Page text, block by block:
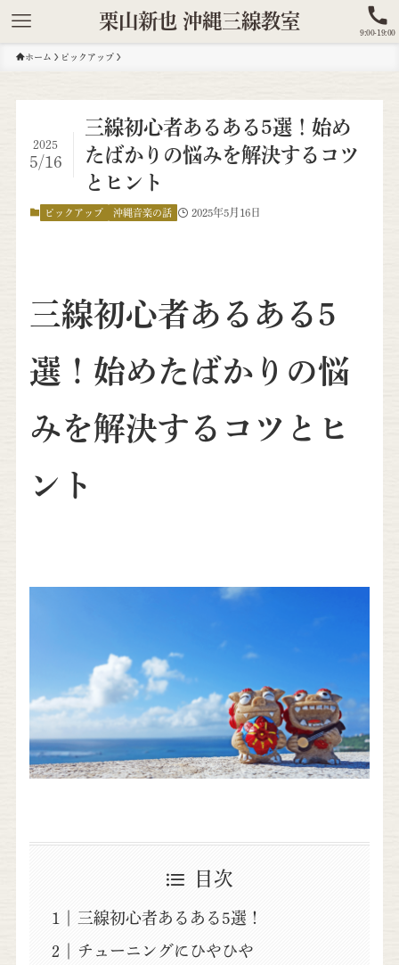
栗山新也 沖縄三線教室
9:00-19:00
ホーム ピックアップ
三線初心者あるある5選！始め
たばかりの悩みを解決するコツ
とヒント
2025
5/16
ピックアップ 沖縄音楽の話 2025年5月16日
三線初心者あるある5
選！始めたばかりの悩
みを解決するコツとヒ
ント
目次
三線初心者あるある5選！
チューニングにひやひや